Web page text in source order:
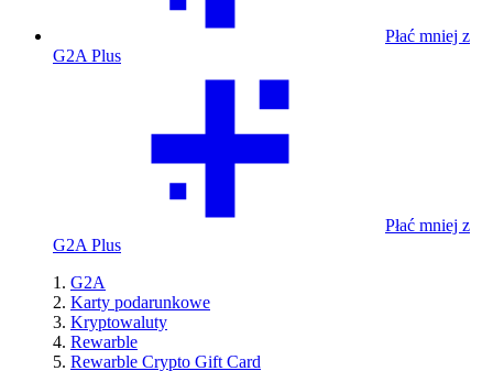
Płać mniej z
G2A Plus
Płać mniej z
G2A Plus
G2A
Karty podarunkowe
Kryptowaluty
Rewarble
Rewarble Crypto Gift Card